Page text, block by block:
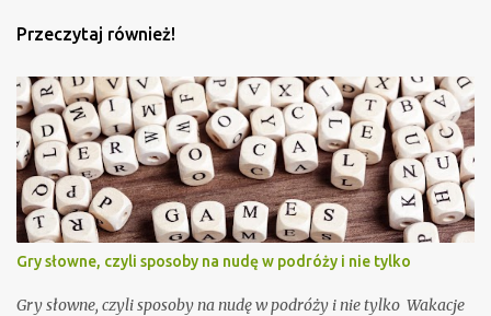
Przeczytaj również!
Gry słowne, czyli sposoby na nudę w podróży i nie tylko
Gry słowne, czyli sposoby na nudę w podróży i nie tylko Wakacje